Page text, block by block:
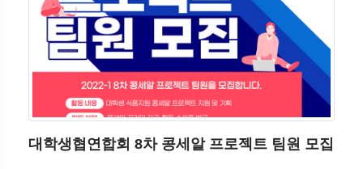
대학생협연합회 8차 콩세알 프로젝트 팀원 모집